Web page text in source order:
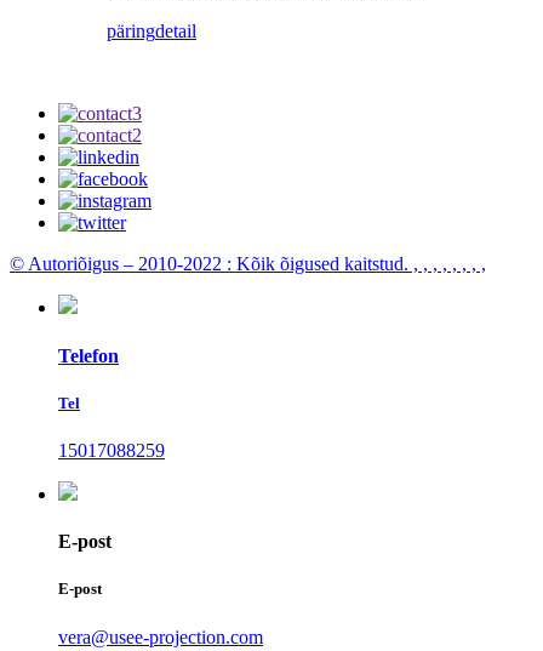
päringdetail
© Autoriõigus – 2010-2022 : Kõik õigused kaitstud. , , , , , , , ,
Telefon
Tel
15017088259
E-post
E-post
vera@usee-projection.com